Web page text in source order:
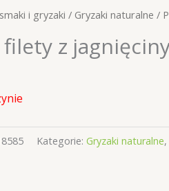
i gryzaki / Gryzaki naturalne /
z
Kategorie: Gryzaki naturalne,